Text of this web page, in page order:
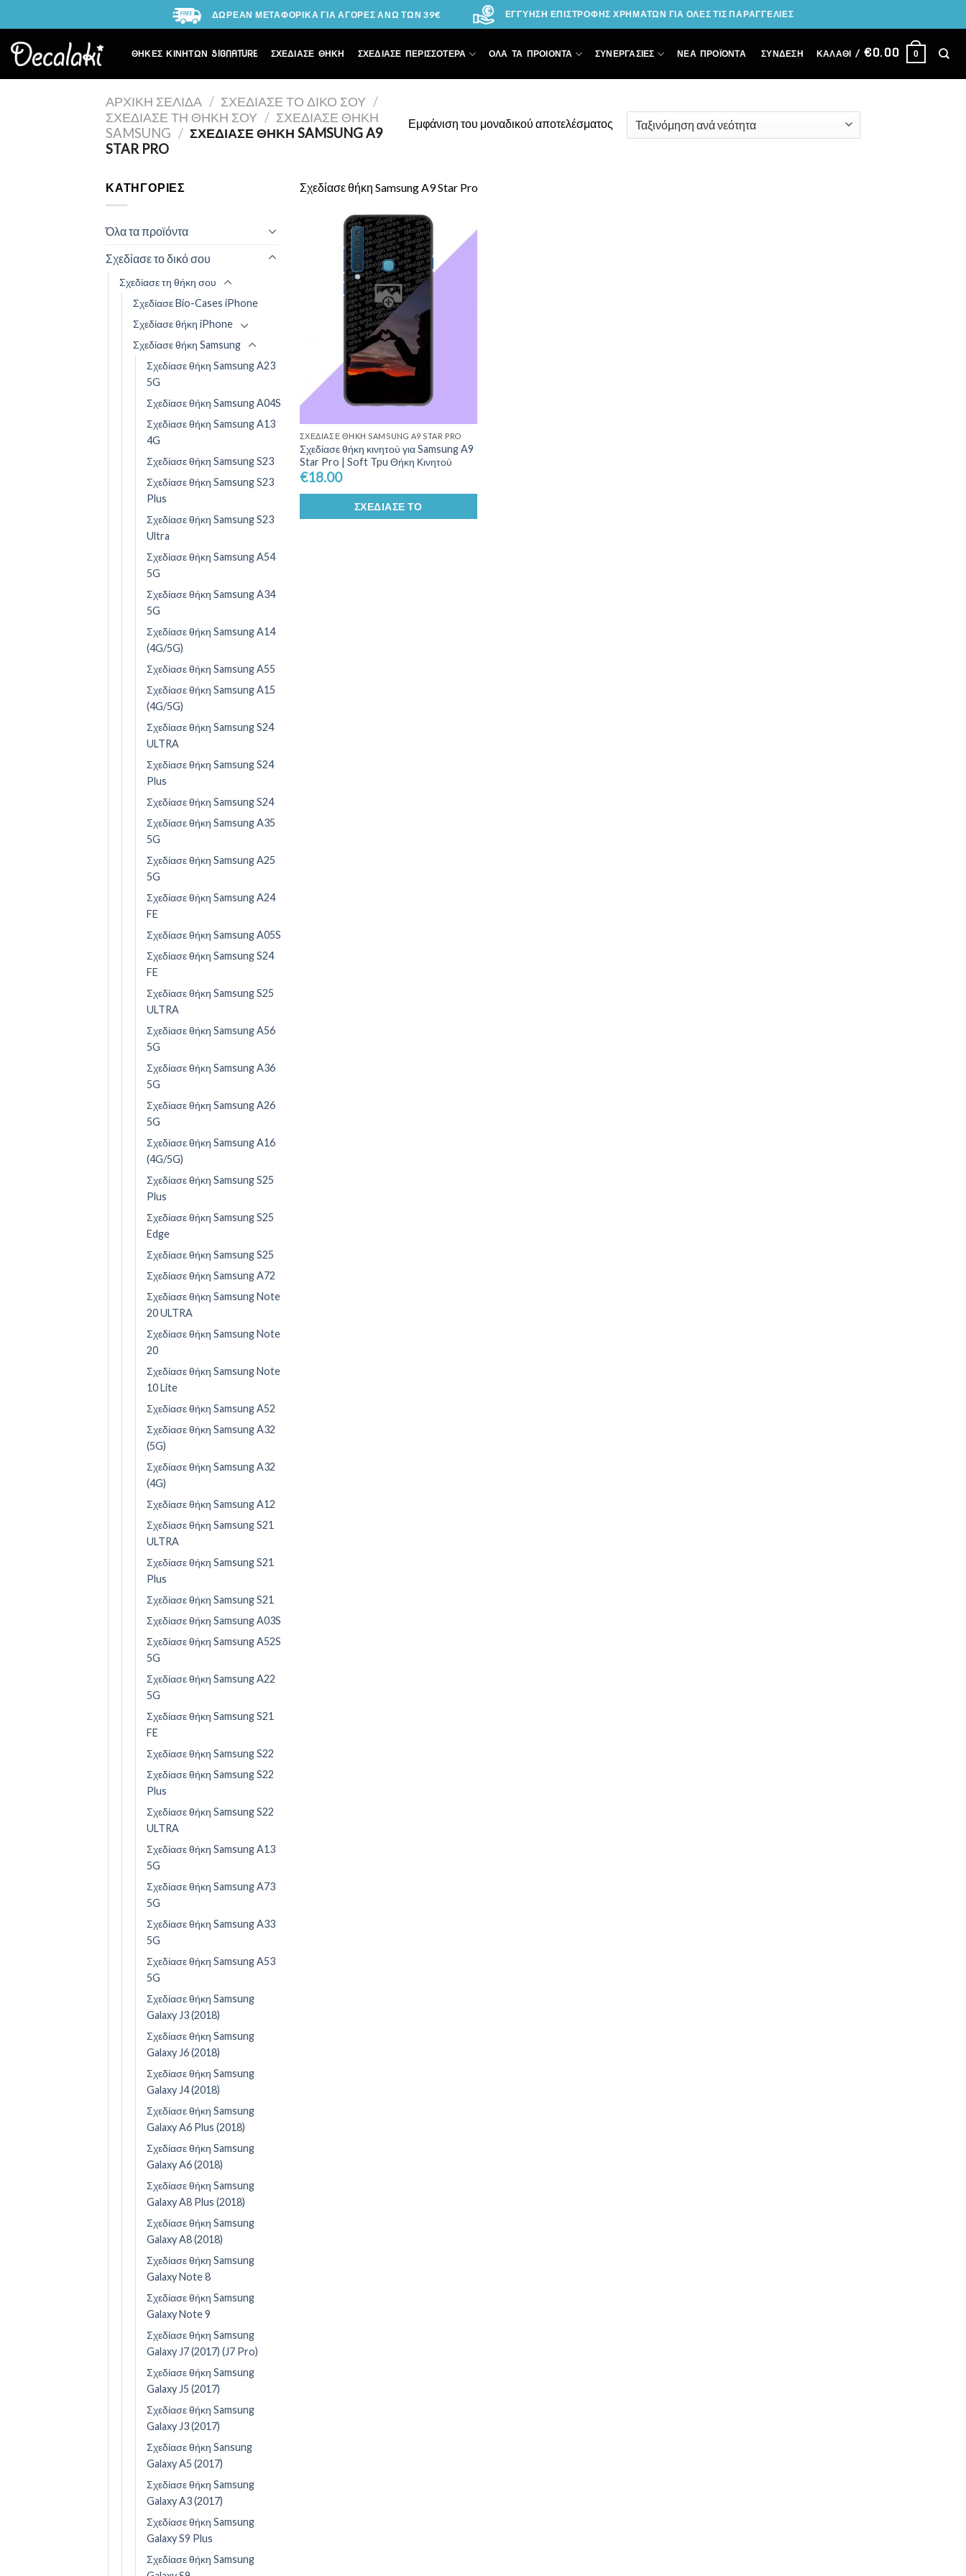
to
content
ΔΩΡΕΑΝ ΜΕΤΑΦΟΡΙΚΑ ΓΙΑ ΑΓΟΡΕΣ ΑΝΩ ΤΩΝ 39€ ΕΓΓΥΗΣΗ ΕΠΙΣΤΡΟΦΗΣ ΧΡΗΜΑΤΩΝ ΓΙΑ ΟΛΕΣ ΤΙΣ ΠΑΡΑΓΓΕΛΙΕΣ
ΘΗΚΕΣ ΚΙΝΗΤΩΝ SIGNATURE ΣΧΕΔΙΑΣΕ ΘΗΚΗ ΣΧΕΔΙΑΣΕ ΠΕΡΙΣΣΟΤΕΡΑ ΟΛΑ ΤΑ ΠΡΟΙΟΝΤΑ ΣΥΝΕΡΓΑΣΙΕΣ ΝΕΑ ΠΡΟΪΟΝΤΑ ΣΎΝΔΕΣΗ ΚΑΛΆΘΙ / €0.00 0
ΑΡΧΙΚΉ ΣΕΛΊΔΑ / ΣΧΕΔΊΑΣΕ ΤΟ ΔΙΚΌ ΣΟΥ /
ΣΧΕΔΊΑΣΕ ΤΗ ΘΉΚΗ ΣΟΥ / ΣΧΕΔΊΑΣΕ ΘΉΚΗ
SAMSUNG / ΣΧΕΔΊΑΣΕ ΘΉΚΗ SAMSUNG A9
STAR PRO
Εμφάνιση του μοναδικού αποτελέσματος
ΚΑΤΗΓΟΡΊΕΣ
Όλα τα προϊόντα
Σχεδίασε το δικό σου
Σχεδίασε τη θήκη σου
Σχεδίασε Bio-Cases iPhone
Σχεδίασε θήκη iPhone
Σχεδίασε θήκη Samsung
Σχεδίασε θήκη Samsung A23
5G
Σχεδίασε θήκη Samsung A04S
Σχεδίασε θήκη Samsung A13
4G
Σχεδίασε θήκη Samsung S23
Σχεδίασε θήκη Samsung S23
Plus
Σχεδίασε θήκη Samsung S23
Ultra
Σχεδίασε θήκη Samsung A54
5G
Σχεδίασε θήκη Samsung A34
5G
Σχεδίασε θήκη Samsung A14
(4G/5G)
Σχεδίασε θήκη Samsung A55
Σχεδίασε θήκη Samsung A15
(4G/5G)
Σχεδίασε θήκη Samsung S24
ULTRA
Σχεδίασε θήκη Samsung S24
Plus
Σχεδίασε θήκη Samsung S24
Σχεδίασε θήκη Samsung A35
5G
Σχεδίασε θήκη Samsung A25
5G
Σχεδίασε θήκη Samsung A24
FE
Σχεδίασε θήκη Samsung A05S
Σχεδίασε θήκη Samsung S24
FE
Σχεδίασε θήκη Samsung S25
ULTRA
Σχεδίασε θήκη Samsung A56
5G
Σχεδίασε θήκη Samsung A36
5G
Σχεδίασε θήκη Samsung A26
5G
Σχεδίασε θήκη Samsung A16
(4G/5G)
Σχεδίασε θήκη Samsung S25
Plus
Σχεδίασε θήκη Samsung S25
Edge
Σχεδίασε θήκη Samsung S25
Σχεδίασε θήκη Samsung A72
Σχεδίασε θήκη Samsung Note
20 ULTRA
Σχεδίασε θήκη Samsung Note
20
Σχεδίασε θήκη Samsung Note
10 Lite
Σχεδίασε θήκη Samsung A52
Σχεδίασε θήκη Samsung A32
(5G)
Σχεδίασε θήκη Samsung A32
(4G)
Σχεδίασε θήκη Samsung A12
Σχεδίασε θήκη Samsung S21
ULTRA
Σχεδίασε θήκη Samsung S21
Plus
Σχεδίασε θήκη Samsung S21
Σχεδίασε θήκη Samsung A03S
Σχεδίασε θήκη Samsung A52S
5G
Σχεδίασε θήκη Samsung A22
5G
Σχεδίασε θήκη Samsung S21
FE
Σχεδίασε θήκη Samsung S22
Σχεδίασε θήκη Samsung S22
Plus
Σχεδίασε θήκη Samsung S22
ULTRA
Σχεδίασε θήκη Samsung A13
5G
Σχεδίασε θήκη Samsung A73
5G
Σχεδίασε θήκη Samsung A33
5G
Σχεδίασε θήκη Samsung A53
5G
Σχεδίασε θήκη Samsung
Galaxy J3 (2018)
Σχεδίασε θήκη Samsung
Galaxy J6 (2018)
Σχεδίασε θήκη Samsung
Galaxy J4 (2018)
Σχεδίασε θήκη Samsung
Galaxy A6 Plus (2018)
Σχεδίασε θήκη Samsung
Galaxy A6 (2018)
Σχεδίασε θήκη Samsung
Galaxy A8 Plus (2018)
Σχεδίασε θήκη Samsung
Galaxy A8 (2018)
Σχεδίασε θήκη Samsung
Galaxy Note 8
Σχεδίασε θήκη Samsung
Galaxy Note 9
Σχεδίασε θήκη Samsung
Galaxy J7 (2017) (J7 Pro)
Σχεδίασε θήκη Samsung
Galaxy J5 (2017)
Σχεδίασε θήκη Samsung
Galaxy J3 (2017)
Σχεδίασε θήκη Sansung
Galaxy A5 (2017)
Σχεδίασε θήκη Samsung
Galaxy A3 (2017)
Σχεδίασε θήκη Samsung
Galaxy S9 Plus
Σχεδίασε θήκη Samsung
Σχεδίασε θήκη Samsung A9 Star Pro
Add to
Wishlist
ΣΧΕΔΊΑΣΕ ΘΉΚΗ SAMSUNG A9 STAR PRO
Σχεδίασε θήκη κινητού για Samsung A9
Star Pro | Soft Tpu Θήκη Κινητού
€18.00
ΣΧΕΔΊΑΣΕ ΤΟ